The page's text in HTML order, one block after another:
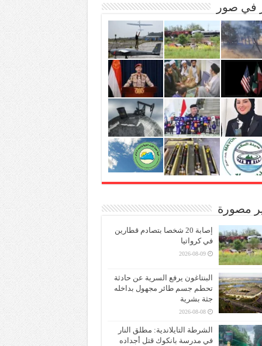
في صور
مصورة
إصابة 20 شخصا بتصادم قطارين
في كرواتيا
2026-08-09
البنتاغون يرفع السرية عن حادثة
تحطم جسم طائر مجهول بداخله
جثة بشرية
2026-08-08
الشرطة التايلاندية: مطلق النار
في مدرسة بانكوك قتل أجداده